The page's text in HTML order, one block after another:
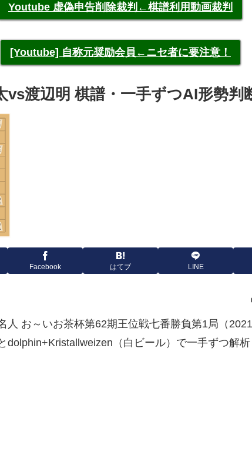
Youtube 虚偽申告削除裁判←棋譜利用動画裁判
[Youtube] 自称元奨励会員←ニセ者に要注意！
vs渡辺明 棋譜・一手ずつAI形勢判
Facebook はてブ LINE
人 お～いお茶杯第62期王位戦七番勝負第1局（
dolphin+Kristallweizen（白ビール）で一手ずつ解析